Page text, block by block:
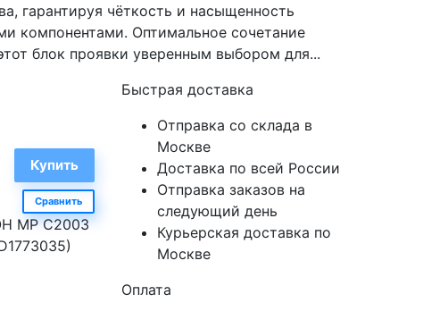
гарантируя чёткость и насыщенность
компонентами. Оптимальное сочетание
блок проявки уверенным выбором для...
Сравнить
MP C2003
Быстрая доставка
Отправка со склада в
Москве
Доставка по всей России
Отправка заказов на
следующий день
Курьерская доставка по
Москве
Оплата